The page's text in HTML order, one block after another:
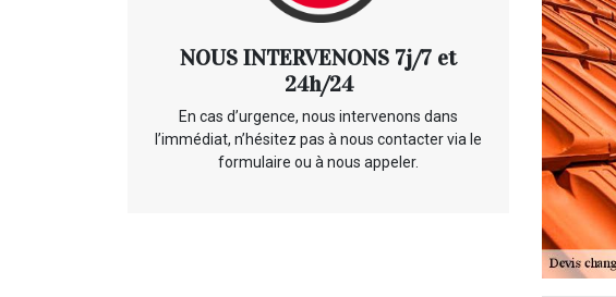
NOUS INTERVENONS 7j/7 et
24h/24
En cas d’urgence, nous intervenons dans
l’immédiat, n’hésitez pas à nous contacter via le
formulaire ou à nous appeler.